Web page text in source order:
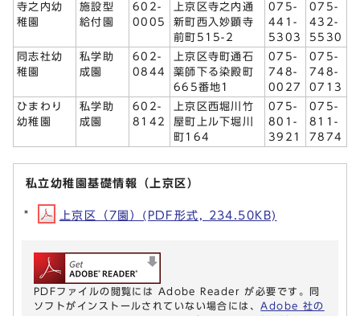
寺之内幼
稚園
施設型
給付園
602-
0005
上京区寺之内通
新町西入妙顕寺
前町515-2
075-
441-
5303
075-
432-
5530
同志社幼
稚園
私学助
成園
602-
0844
上京区寺町通石
薬師下る染殿町
665番地1
075-
748-
0027
075-
748-
0713
ひまわり
幼稚園
私学助
成園
602-
8142
上京区西堀川竹
屋町上ル下堀川
町164
075-
801-
3921
075-
811-
7874
私立幼稚園基礎情報（上京区）
上京区（7園）(PDF形式, 234.50KB)
PDFファイルの閲覧には Adobe Reader が必要です。同
ソフトがインストールされていない場合には、 Adobe 社の